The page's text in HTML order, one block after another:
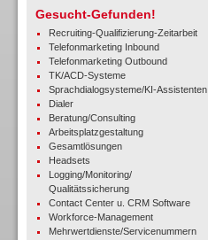
Gesucht-Gefunden!
Recruiting-Qualifizierung-Zeitarbeit
Telefonmarketing Inbound
Telefonmarketing Outbound
TK/ACD-Systeme
Sprachdialogsysteme/KI-Assistenten
Dialer
Beratung/Consulting
Arbeitsplatzgestaltung
Gesamtlösungen
Headsets
Logging/Monitoring/
Qualitätssicherung
Contact Center u. CRM Software
Workforce-Management
Mehrwertdienste/Servicenummern